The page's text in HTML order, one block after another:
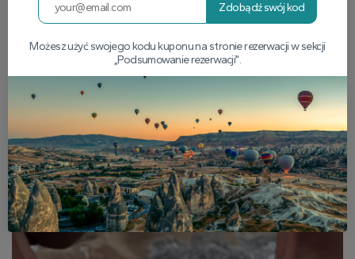
Zdobądź swój kod
Możesz użyć swojego kodu kuponu na stronie rezerwacji w sekcji
„Podsumowanie rezerwacji”.